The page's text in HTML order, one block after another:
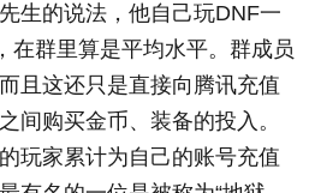
生的说法，他自己玩DNF一
在群里算是平均水平。群成员
且这还只是直接向腾讯充值
间购买金币、装备的投入。
玩家累计为自己的账号充值